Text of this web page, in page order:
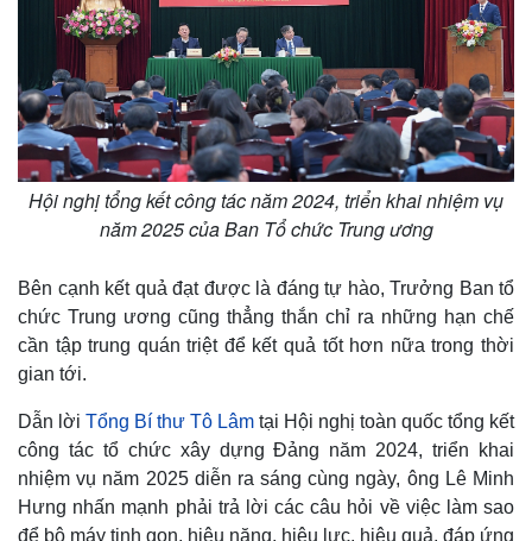
Bóng đá
Lịch thi đấu bóng đá
Thế giới thể thao
eSports
Hậu trường
Ô tô
Xe máy
Tư vấn
Hội nghị tổng kết công tác năm 2024, triển khai nhiệm vụ
năm 2025 của Ban Tổ chức Trung ương
Bên cạnh kết quả đạt được là đáng tự hào, Trưởng Ban tổ
chức Trung ương cũng thẳng thắn chỉ ra những hạn chế
cần tập trung quán triệt để kết quả tốt hơn nữa trong thời
gian tới.
Dẫn lời Tổng Bí thư Tô Lâm tại Hội nghị toàn quốc tổng kết
công tác tổ chức xây dựng Đảng năm 2024, triển khai
nhiệm vụ năm 2025 diễn ra sáng cùng ngày, ông Lê Minh
Hưng nhấn mạnh phải trả lời các câu hỏi về việc làm sao
để bộ máy tinh gọn, hiệu năng, hiệu lực, hiệu quả, đáp ứng